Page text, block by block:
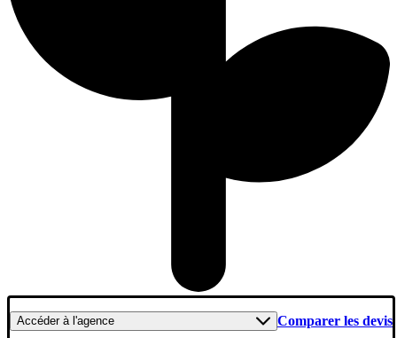
Accéderà l'agence Comparer les devis